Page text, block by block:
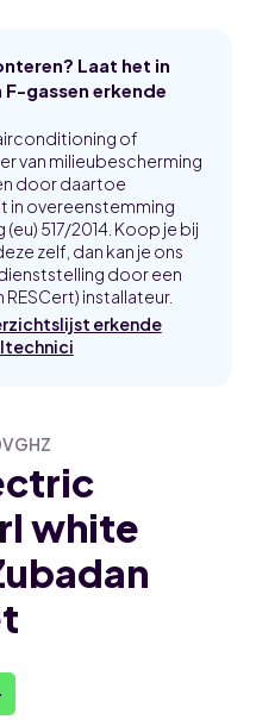
Laat het in
gassen erkende
of
van milieubescherming
door daartoe
in overeenstemming
517/2014. Koop je bij
zelf, dan kan je ons
door een
installateur.
erkende
white